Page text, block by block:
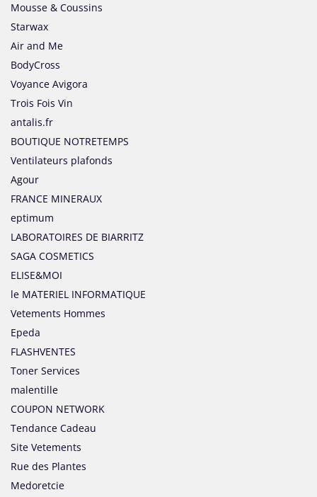
Mousse & Coussins
Starwax
Air and Me
BodyCross
Voyance Avigora
Trois Fois Vin
antalis.fr
BOUTIQUE NOTRETEMPS
Ventilateurs plafonds
Agour
FRANCE MINERAUX
eptimum
LABORATOIRES DE BIARRITZ
SAGA COSMETICS
ELISE&MOI
le MATERIEL INFORMATIQUE
Vetements Hommes
Epeda
FLASHVENTES
Toner Services
malentille
COUPON NETWORK
Tendance Cadeau
Site Vetements
Rue des Plantes
Medoretcie